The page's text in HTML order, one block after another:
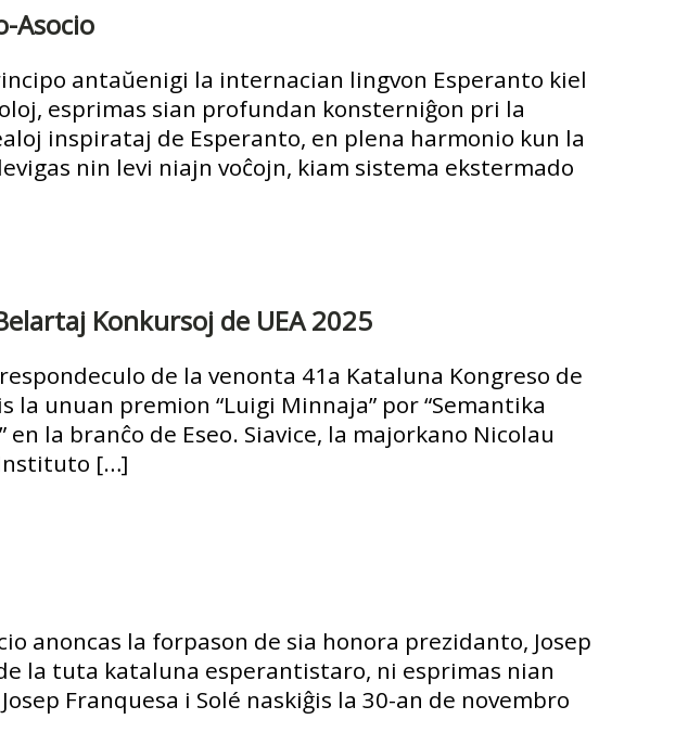
Asocio
antaŭenigi la internacian lingvon Esperanto kiel
esprimas sian profundan konsterniĝon pri la
inspirataj de Esperanto, en plena harmonio kun la
nin levi niajn voĉojn, kiam sistema ekstermado
Konkursoj de UEA 2025
de la venonta 41a Kataluna Kongreso de
unuan premion “Luigi Minnaja” por “Semantika
la branĉo de Eseo. Siavice, la majorkano Nicolau
Instituto […]
anoncas la forpason de sia honora prezidanto, Josep
la tuta kataluna esperantistaro, ni esprimas nian
Franquesa i Solé naskiĝis la 30-an de novembro